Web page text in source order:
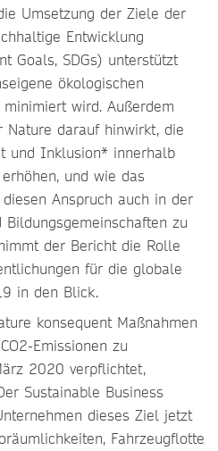
Umsetzung der Ziele der
Entwicklung
Goals, SDGs) unterstützt
ökologischen
wird. Außerdem
Nature darauf hinwirkt, die
und Inklusion* innerhalb
und wie das
Anspruch auch in der
zu
der Bericht die Rolle
für die globale
in den Blick.
konsequent Maßnahmen
Emissionen zu
2020 verpflichtet,
Sustainable Business
dieses Ziel jetzt
Fahrzeugflotte